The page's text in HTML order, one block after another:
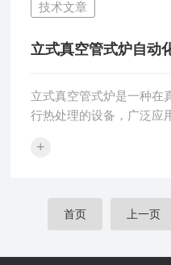
为卤化氢气体，然后通过
附，再通过热解作用将吸
子，最后通过微库仑滴定
技术文章
立式真空管式炉自动
立式真空管式炉是一种在
行热处理的设备，广泛应
件并保持较高的温度均匀
电源等部分组成。工作时
埚或支架上，通过加热元
+
首页 上一页